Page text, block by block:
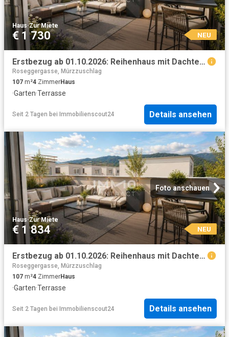
Haus·Zur Miete
€ 1 730 NEU
Erstbezug ab 01.10.2026: Reihenhaus mit Dachterrasse, Eigengarten und Kaufoption
Roseggergasse, Mürzzuschlag
107 m²4 ZimmerHaus
·Garten·Terrasse
Seit 2 Tagen bei Immobilienscout24 Details ansehen
Foto anschauen
Haus·Zur Miete
€ 1 834 NEU
Erstbezug ab 01.10.2026: Reihenhaus mit Dachterrasse, Eigengarten
Roseggergasse, Mürzzuschlag
107 m²4 ZimmerHaus
·Garten·Terrasse
Seit 2 Tagen bei Immobilienscout24 Details ansehen